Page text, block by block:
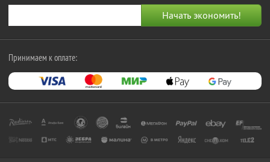
Принимаем к оплате: